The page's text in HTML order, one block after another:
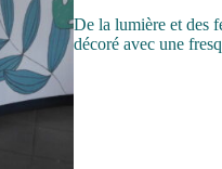
De la lumière et des
décoré avec une